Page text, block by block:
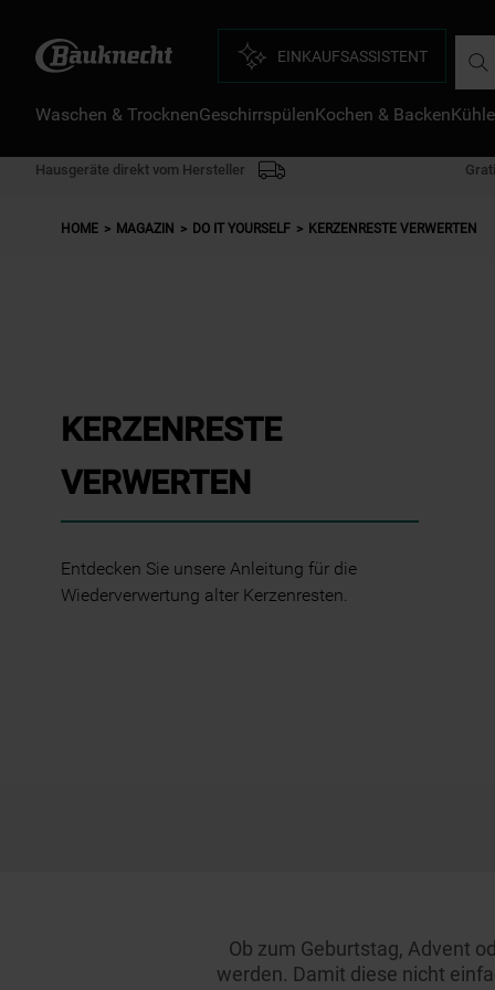
EINKAUFSASSISTENT
Waschen & TrocknenGeschirrspülenKochen & Backen
Hausgeräte direkt vom Hersteller
HOME MAGAZIN DO IT YOURSELF KERZENRESTE VERWERTEN
KERZENRESTE
VERWERTEN
Entdecken Sie unsere Anleitung für die
Wiederverwertung alter Kerzenresten.
Ob zum Geburtstag, Advent
werden. Damit diese nicht
2.